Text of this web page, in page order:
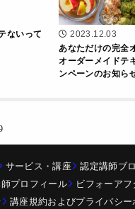
ないって
2023.12.03
あなただけの完全
オーダーメイドテ
ンペーンのお知ら
サービス・講座
認定講師ブ
プロフィール
ビフォーア
講座規約およびプライバシー